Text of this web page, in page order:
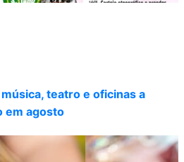
teatro e oficinas a
em agosto